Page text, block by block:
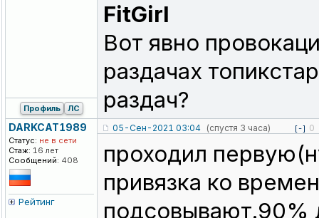
FitGirl
Вот явно
раздачах
раздач?
Профиль ЛС
DARKCAT1989
Статус: не в сети
Стаж: 16 лет
Сообщений: 408
Рейтинг
05-Сен-2021 03:04 (спустя 3 часа) [-] 0
проходил
привязка ко
подсовывают.90%